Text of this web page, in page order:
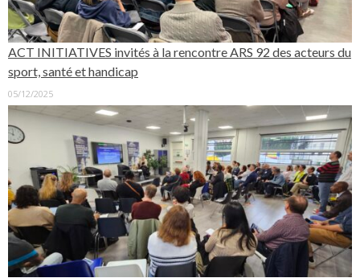
ACT INITIATIVES invités à la rencontre ARS 92 des acteurs du
sport, santé et handicap
05/12/2025